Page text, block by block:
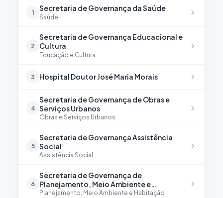
1 Secretaria de Governança da Saúde
Saúde
2
Secretaria de Governança Educacional e
Cultura
Educação e Cultura
3 Hospital Doutor José Maria Morais
4
Secretaria de Governança de Obras e
Serviços Urbanos
Obras e Serviços Urbanos
5
Secretaria de Governança Assistência
Social
Assistência Social
6
Secretaria de Governança de
Planejamento, Meio Ambiente e
Habitação
Planejamento, Meio Ambiente e Habitação